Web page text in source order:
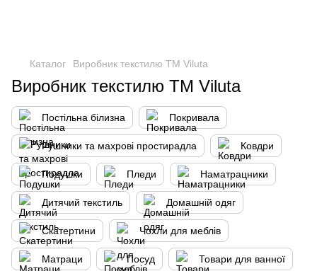
Каталог Виробник текстилю ТМ Viluta
Виробник текстилю ТМ Viluta
Постільна білизна Покривала
Рушники та махрові простирадла Ковдри
Подушки Пледи Наматрацники
Дитячий текстиль Домашній одяг
Скатертини Чохли для меблів
Матраци Посуд Товари для ванної